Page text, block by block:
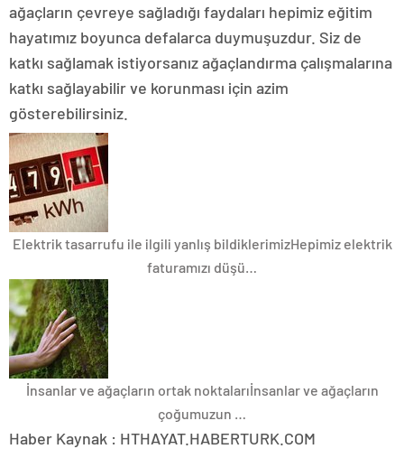
ağaçların çevreye sağladığı faydaları hepimiz eğitim
hayatımız boyunca defalarca duymuşuzdur. Siz de
katkı sağlamak istiyorsanız ağaçlandırma çalışmalarına
katkı sağlayabilir ve korunması için azim
gösterebilirsiniz.
Elektrik tasarrufu ile ilgili yanlış bildiklerimizHepimiz elektrik
faturamızı düşü…
İnsanlar ve ağaçların ortak noktalarıİnsanlar ve ağaçların
çoğumuzun …
Haber Kaynak : HTHAYAT.HABERTURK.COM